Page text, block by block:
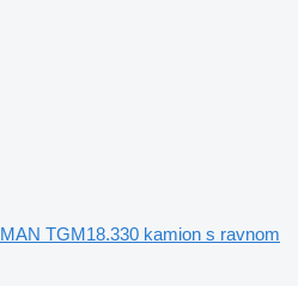
MAN TGM18.330 kamion s ravnom